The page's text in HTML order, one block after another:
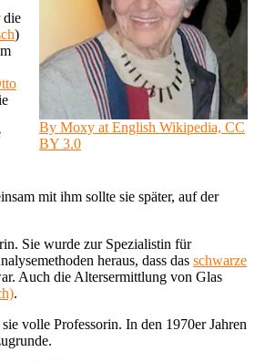
By Moxy at English Wikipedia, CC
BY 3.0
die
)
mit ihm sollte sie später, auf der
Sie wurde zur Spezialistin für
heraus, dass das schwarze
Auch die Altersermittlung von Glas
.
volle Professorin. In den 1970er Jahren